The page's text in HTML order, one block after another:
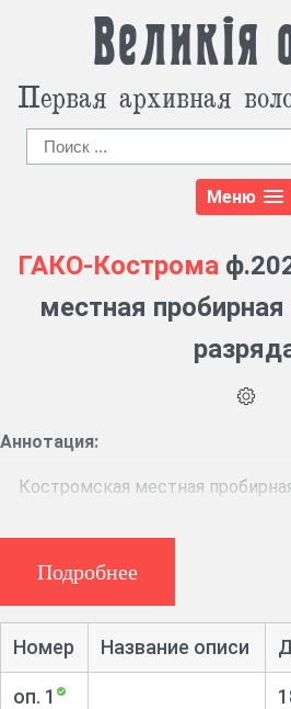
Великія
Первая архивная
Меню
ГАКО-Кострома
местная пробирная
Аннотация:
Костромская местная
Предписания и указы
губернского правления.
Свидетельства, выданные
серебряных дел. Списки мастеров.
Подробнее
Номер Название описи
оп. 1